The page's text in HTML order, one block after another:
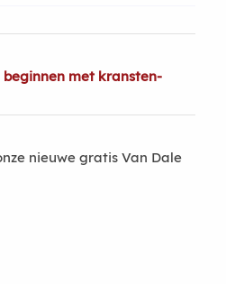
met kransten-
nieuwe gratis Van Dale